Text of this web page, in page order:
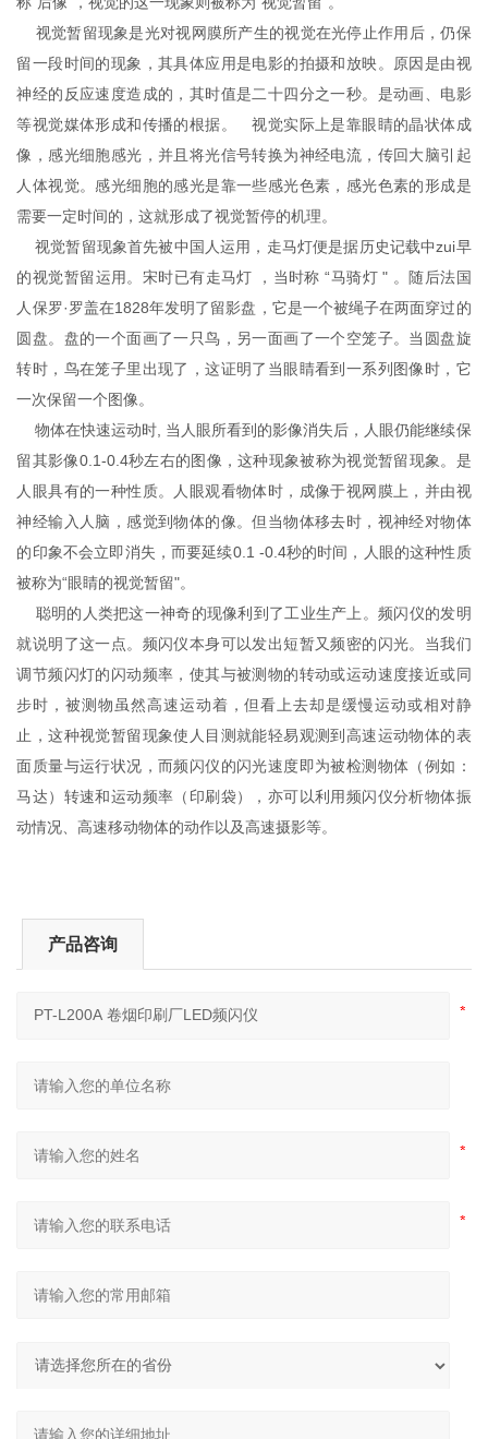
视觉暂留现象是光对视网膜所产生的视觉在光停止作用后，仍保
留一段时间的现象，其具体应用是电影的拍摄和放映。原因是由视
神经的反应速度造成的，其时值是二十四分之一秒。是动画、电影
等视觉媒体形成和传播的根据。 视觉实际上是靠眼睛的晶状体成
像，感光细胞感光，并且将光信号转换为神经电流，传回大脑引起
人体视觉。感光细胞的感光是靠一些感光色素，感光色素的形成是
需要一定时间的，这就形成了视觉暂停的机理。
视觉暂留现象首先被中国人运用，走马灯便是据历史记载中zui早
的视觉暂留运用。宋时已有走马灯 ，当时称 “马骑灯 " 。随后法国
人保罗·罗盖在1828年发明了留影盘，它是一个被绳子在两面穿过的
圆盘。盘的一个面画了一只鸟，另一面画了一个空笼子。当圆盘旋
转时，鸟在笼子里出现了，这证明了当眼睛看到一系列图像时，它
一次保留一个图像。
物体在快速运动时, 当人眼所看到的影像消失后，人眼仍能继续保
留其影像0.1-0.4秒左右的图像，这种现象被称为视觉暂留现象。是
人眼具有的一种性质。人眼观看物体时，成像于视网膜上，并由视
神经输入人脑，感觉到物体的像。但当物体移去时，视神经对物体
的印象不会立即消失，而要延续0.1 -0.4秒的时间，人眼的这种性质
被称为“眼睛的视觉暂留"。
聪明的人类把这一神奇的现像利到了工业生产上。频闪仪的发明
就说明了这一点。频闪仪本身可以发出短暂又频密的闪光。当我们
调节频闪灯的闪动频率，使其与被测物的转动或运动速度接近或同
步时，被测物虽然高速运动着，但看上去却是缓慢运动或相对静
止，这种视觉暂留现象使人目测就能轻易观测到高速运动物体的表
面质量与运行状况，而频闪仪的闪光速度即为被检测物体（例如：
马达）转速和运动频率（印刷袋），亦可以利用频闪仪分析物体振
动情况、高速移动物体的动作以及高速摄影等。
产品咨询